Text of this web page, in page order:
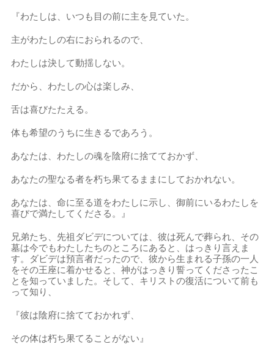
『わたしは、いつも目の前に主を見ていた。
主がわたしの右におられるので、
わたしは決して動揺しない。
だから、わたしの心は楽しみ、
舌は喜びたたえる。
体も希望のうちに生きるであろう。
あなたは、わたしの魂を陰府に捨てておかず、
あなたの聖なる者を朽ち果てるままにしておかれない。
あなたは、命に至る道をわたしに示し、御前にいるわたしを
喜びで満たしてくださる。』
兄弟たち、先祖ダビデについては、彼は死んで葬られ、その
墓は今でもわたしたちのところにあると、はっきり言えま
す。ダビデは預言者だったので、彼から生まれる子孫の一人
をその王座に着かせると、神がはっきり誓ってくださったこ
とを知っていました。そして、キリストの復活について前も
って知り、
『彼は陰府に捨てておかれず、
その体は朽ち果てることがない』